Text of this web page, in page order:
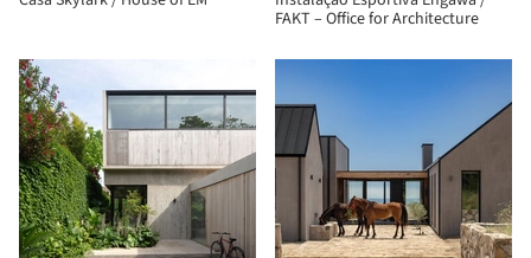
FAKT – Office for Architecture